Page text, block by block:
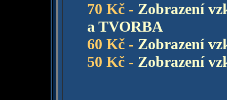
70 Kč - Zobrazení
a TVORBA
60 Kč - Zobrazení
50 Kč - Zobrazení